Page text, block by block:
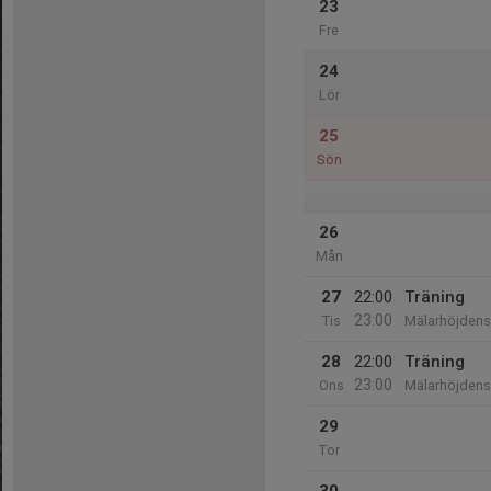
23
Fre
24
Lör
25
Sön
26
Mån
27
Tis
22:00
23:00
Träning
28
Ons
22:00
23:00
Träning
29
Tor